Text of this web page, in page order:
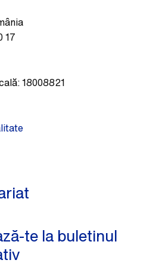
17
18008821
te la buletinul